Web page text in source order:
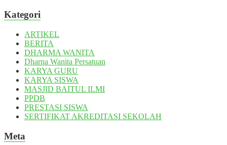
Kategori
ARTIKEL
BERITA
DHARMA WANITA
Dharna Wanita Persatuan
KARYA GURU
KARYA SISWA
MASJID BAITUL ILMI
PPDB
PRESTASI SISWA
SERTIFIKAT AKREDITASI SEKOLAH
Meta